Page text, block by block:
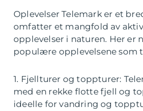
Oplevelser Telemark er et
omfatter et mangfold av
opplevelser i naturen. Her er
populære opplevelsene som
1. Fjellturer og toppturer:
med en rekke flotte fjell og
ideelle for vandring og